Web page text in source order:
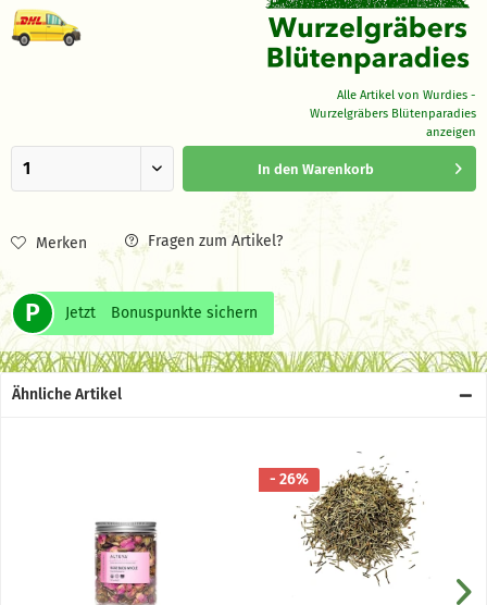
Alle Artikel von Wurdies -
Wurzelgräbers Blütenparadies
anzeigen
In den Warenkorb
Merken Fragen zum Artikel?
P Jetzt Bonuspunkte sichern
Ähnliche Artikel
- 26%